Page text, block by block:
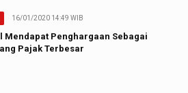
16/01/2020 14:49 WIB
Mendapat Penghargaan Sebagai
Pajak Terbesar